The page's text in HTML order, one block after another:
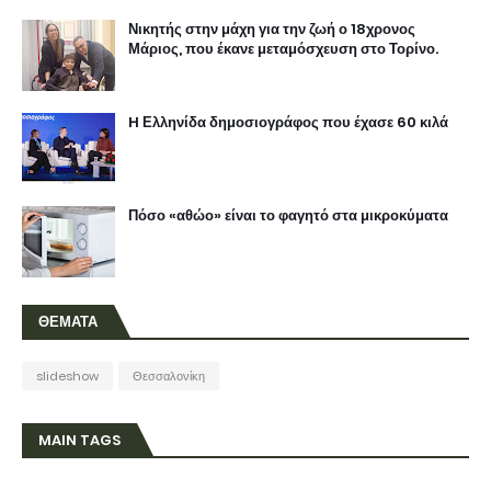
Νικητής στην μάχη για την ζωή ο 18χρονος
Μάριος, που έκανε μεταμόσχευση στο Τορίνο.
H Ελληνίδα δημοσιογράφος που έχασε 60 κιλά
Πόσο «αθώο» είναι το φαγητό στα μικροκύματα
ΘΕΜΑΤΑ
slideshow Θεσσαλονίκη
MAIN TAGS